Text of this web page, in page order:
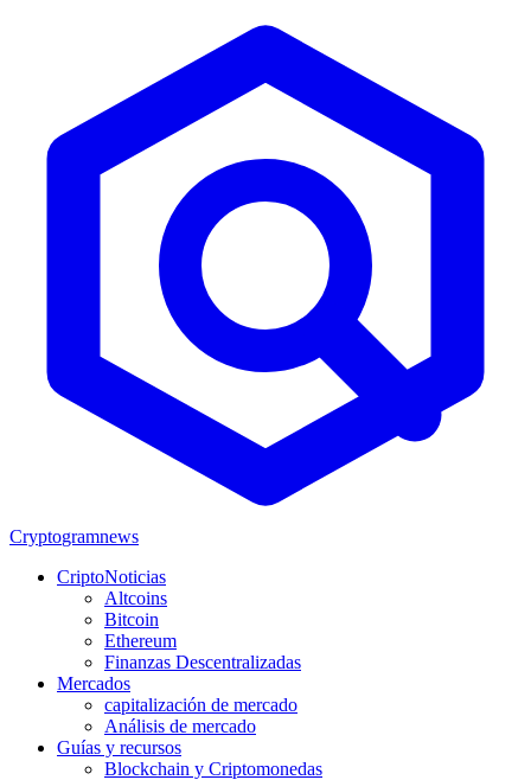
Cryptogramnews
CriptoNoticias
Altcoins
Bitcoin
Ethereum
Finanzas Descentralizadas
Mercados
capitalización de mercado
Análisis de mercado
Guías y recursos
Blockchain y Criptomonedas